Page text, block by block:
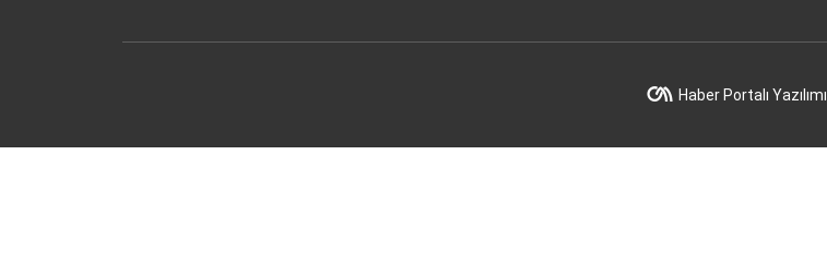
Haber Portalı Yazılımı